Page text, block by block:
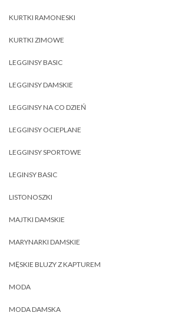
KURTKI RAMONESKI
KURTKI ZIMOWE
LEGGINSY BASIC
LEGGINSY DAMSKIE
LEGGINSY NA CO DZIEŃ
LEGGINSY OCIEPLANE
LEGGINSY SPORTOWE
LEGINSY BASIC
LISTONOSZKI
MAJTKI DAMSKIE
MARYNARKI DAMSKIE
MĘSKIE BLUZY Z KAPTUREM
MODA
MODA DAMSKA